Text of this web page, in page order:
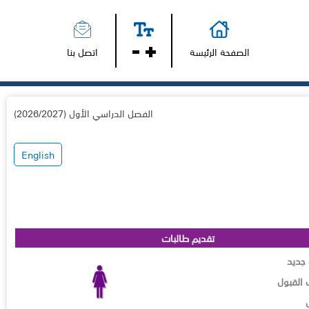
الصفحة الرئيسة اتصل بنا
الفصل الدراسي الأول (2026/2027)
English
تقديم طالبات